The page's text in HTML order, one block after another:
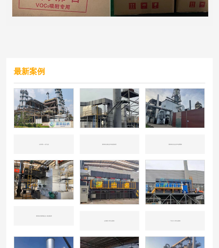
最新案例